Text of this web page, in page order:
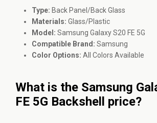
Type: Back Panel/Back Glass
Materials: Glass/Plastic
Model: Samsung Galaxy S20 FE 5G
Compatible Brand: Samsung
Color Options: All Colors Available
What is the Samsung
FE 5G Backshell price?